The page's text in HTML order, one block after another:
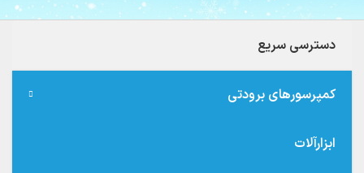
دسترسی سریع
کمپرسورهای برودتی
ابزارآلات